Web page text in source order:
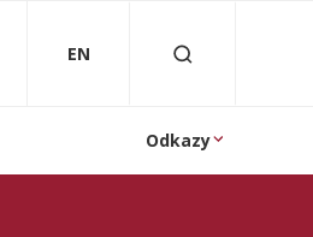
EN
Odkazy